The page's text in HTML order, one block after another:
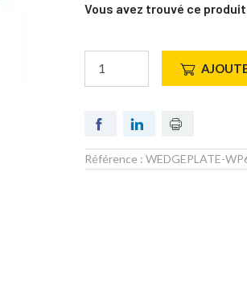
Vous avez trouvé ce
Référence : WEDGEPLATE-